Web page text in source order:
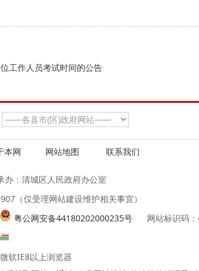
工作人员考试时间的公告
本网 网站地图 联系我们
办：清城区人民政府办公室
（仅受理网站建设维护相关事宜）
粤公网安备44180202000235号
网站标识码
软IE8以上浏览器